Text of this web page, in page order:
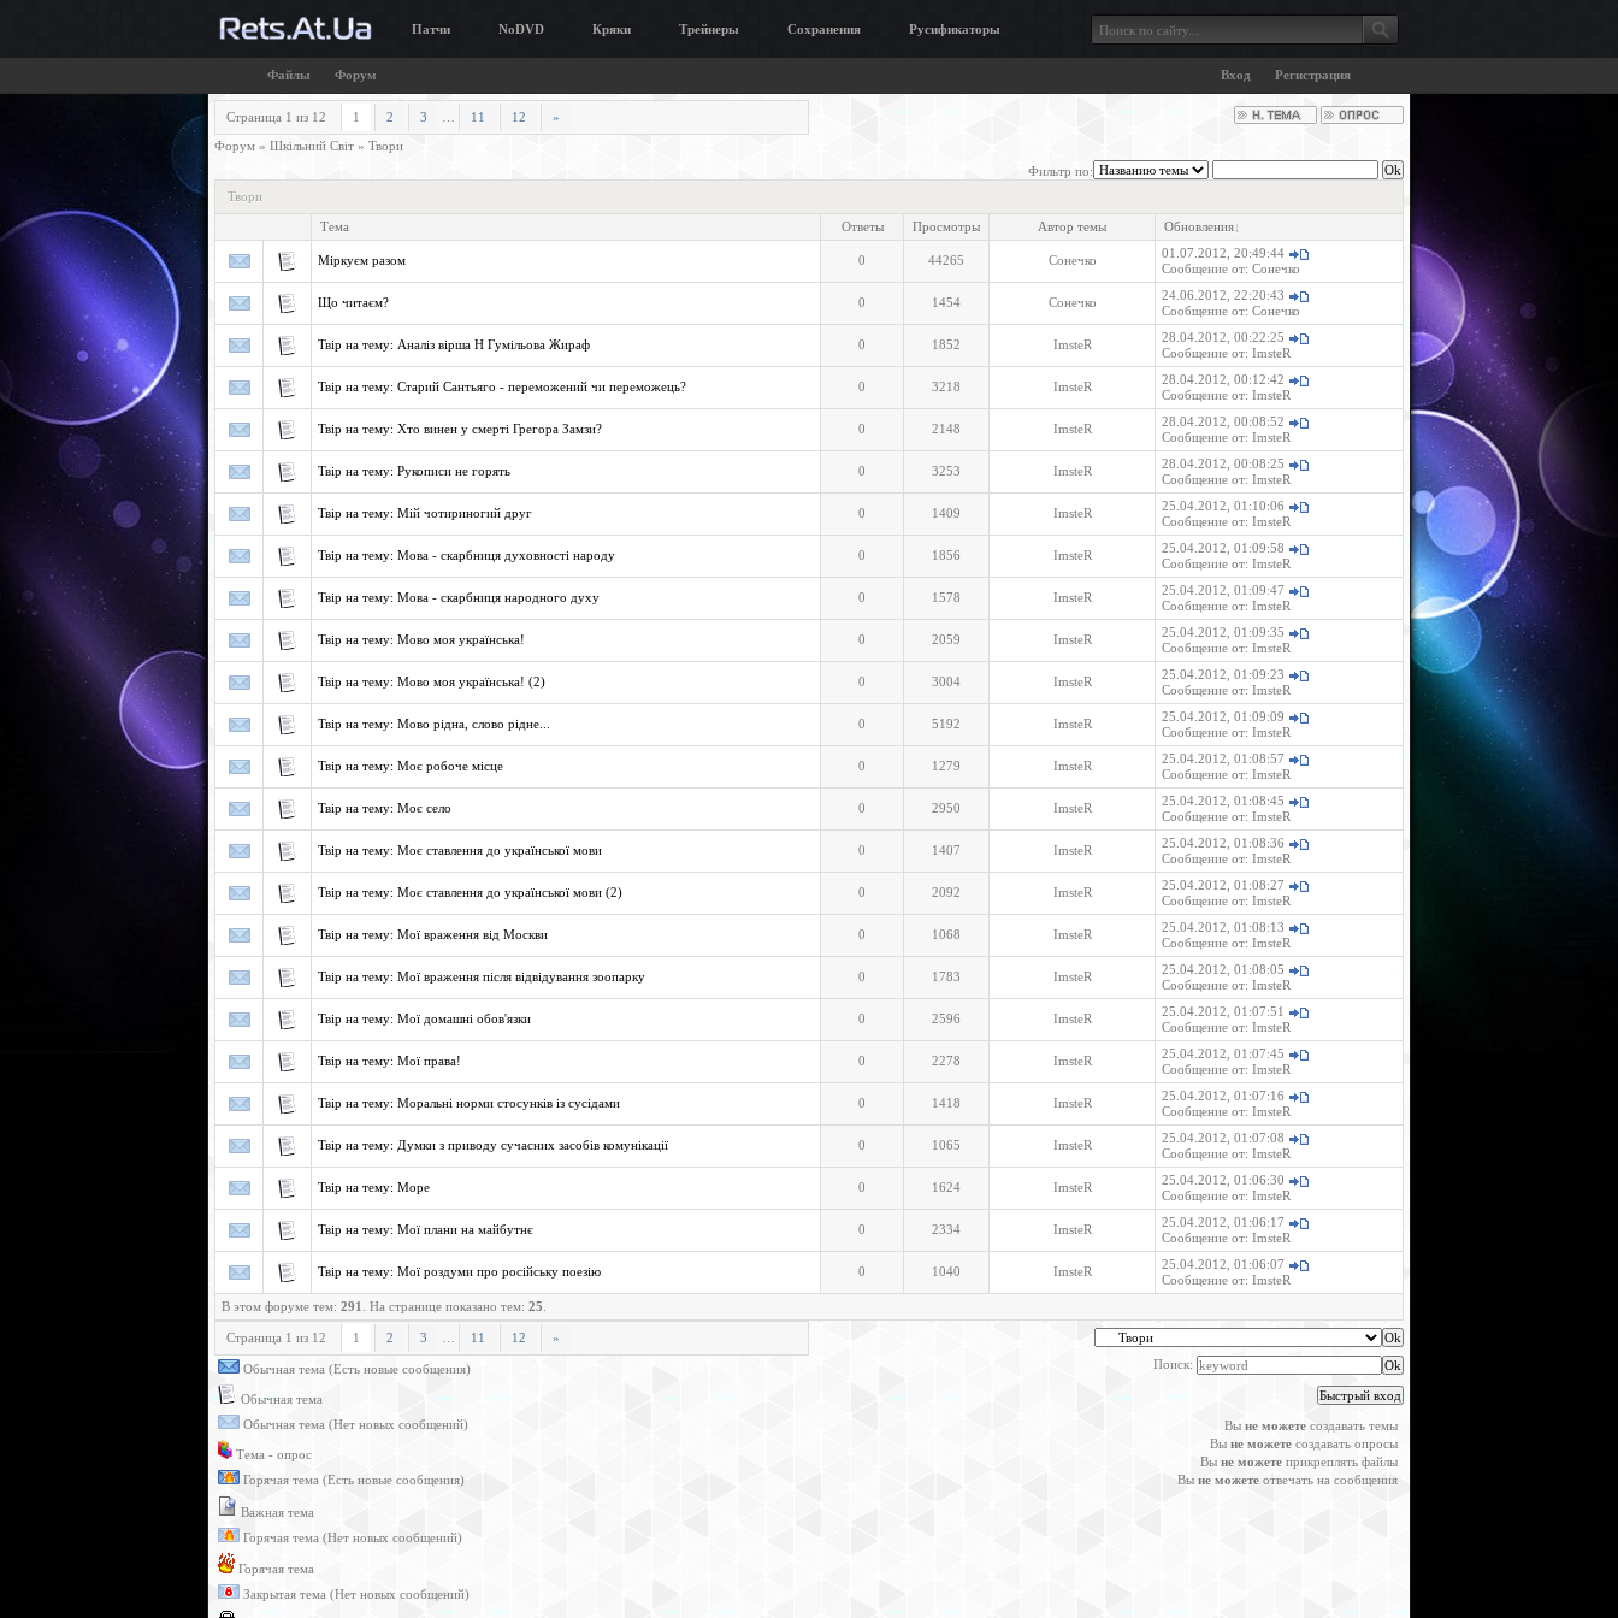
Патчи NoDVD Кряки Трейнеры Сохранения Русификаторы
Вход Регистрация
Файлы Форум
Страница 1 из 12 1 2 3 11 12
»
Форум » Шкільний Світ » Твори
Фильтр по:
Твори
Тема Ответы Просмотры Автор темы Обновления↓
Міркуєм разом 0 44265 Сонечко
01.07.2012, 20:49:44
Сообщение от: Сонечко
Що читаєм? 0 1454 Сонечко
24.06.2012, 22:20:43
Сообщение от: Сонечко
Твір на тему: Аналіз вірша Н Гумільова Жираф 0 1852 ImsteR
28.04.2012, 00:22:25
Сообщение от: ImsteR
Твір на тему: Старий Сантьяго - переможений чи переможець? 0 3218 ImsteR
28.04.2012, 00:12:42
Сообщение от: ImsteR
Твір на тему: Хто винен у смерті Грегора Замзи? 0 2148 ImsteR
28.04.2012, 00:08:52
Сообщение от: ImsteR
Твір на тему: Рукописи не горять 0 3253 ImsteR
28.04.2012, 00:08:25
Сообщение от: ImsteR
Твір на тему: Мій чотириногий друг 0 1409 ImsteR
25.04.2012, 01:10:06
Сообщение от: ImsteR
Твір на тему: Мова - скарбниця духовності народу 0 1856 ImsteR
25.04.2012, 01:09:58
Сообщение от: ImsteR
Твір на тему: Мова - скарбниця народного духу 0 1578 ImsteR
25.04.2012, 01:09:47
Сообщение от: ImsteR
Твір на тему: Мово моя українська! 0 2059 ImsteR
25.04.2012, 01:09:35
Сообщение от: ImsteR
Твір на тему: Мово моя українська! (2) 0 3004 ImsteR
25.04.2012, 01:09:23
Сообщение от: ImsteR
Твір на тему: Мово рiдна, слово рiдне... 0 5192 ImsteR
25.04.2012, 01:09:09
Сообщение от: ImsteR
Твір на тему: Моє робоче місце 0 1279 ImsteR
25.04.2012, 01:08:57
Сообщение от: ImsteR
Твір на тему: Моє село 0 2950 ImsteR
25.04.2012, 01:08:45
Сообщение от: ImsteR
Твір на тему: Моє ставлення до української мови 0 1407 ImsteR
25.04.2012, 01:08:36
Сообщение от: ImsteR
Твір на тему: Моє ставлення до української мови (2) 0 2092 ImsteR
25.04.2012, 01:08:27
Сообщение от: ImsteR
Твір на тему: Мої враження від Москви 0 1068 ImsteR
25.04.2012, 01:08:13
Сообщение от: ImsteR
Твір на тему: Мої враження після відвідування зоопарку 0 1783 ImsteR
25.04.2012, 01:08:05
Сообщение от: ImsteR
Твір на тему: Мої домашні обов'язки 0 2596 ImsteR
25.04.2012, 01:07:51
Сообщение от: ImsteR
Твір на тему: Мої права! 0 2278 ImsteR
25.04.2012, 01:07:45
Сообщение от: ImsteR
Твір на тему: Моральні норми стосунків із сусідами 0 1418 ImsteR
25.04.2012, 01:07:16
Сообщение от: ImsteR
Твір на тему: Думки з приводу сучасних засобів комунікації 0 1065 ImsteR
25.04.2012, 01:07:08
Сообщение от: ImsteR
Твір на тему: Море 0 1624 ImsteR
25.04.2012, 01:06:30
Сообщение от: ImsteR
Твір на тему: Мої плани на майбутнє 0 2334 ImsteR
25.04.2012, 01:06:17
Сообщение от: ImsteR
Твір на тему: Мої роздуми про російську поезію 0 1040 ImsteR
25.04.2012, 01:06:07
Сообщение от: ImsteR
В этом форуме тем: 291 . На странице показано тем: 25
Страница 1 из 12 1 2 3 11 12 »
Обычная тема (Есть новые сообщения)
Обычная тема
Обычная тема (Нет новых сообщений)
Тема - опрос
Горячая тема (Есть новые сообщения)
Важная тема
Горячая тема (Нет новых сообщений)
Горячая тема
Закрытая тема (Нет новых сообщений)
Поиск:
Вы не можете создавать темы
Вы не можете создавать опросы
Вы не можете прикреплять файлы
Вы не можете отвечать на сообщения